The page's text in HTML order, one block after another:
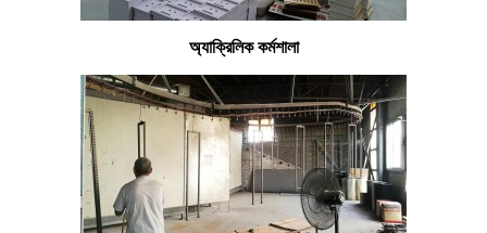
অ্যাক্রিলিক কর্মশালা